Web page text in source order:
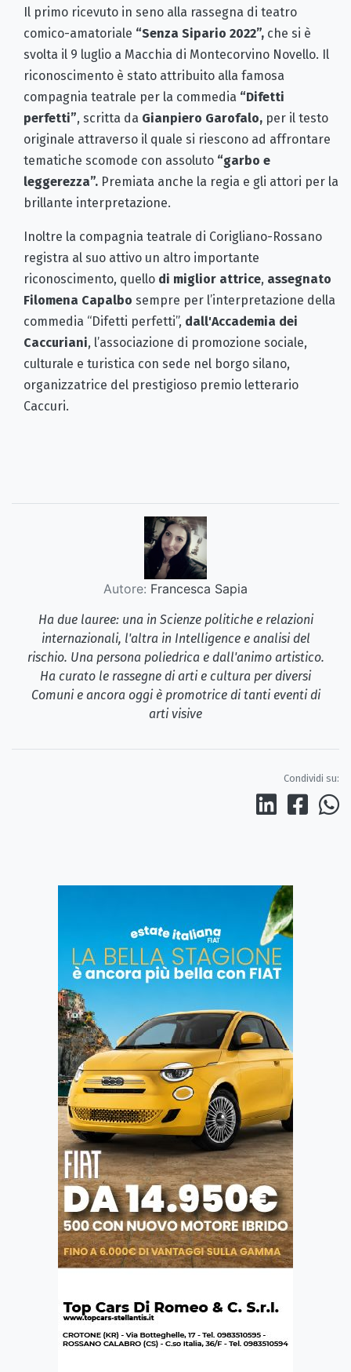
Il primo ricevuto in seno alla rassegna di teatro
comico-amatoriale “Senza Sipario 2022”, che si è
svolta il 9 luglio a Macchia di Montecorvino Novello. Il
riconoscimento è stato attribuito alla famosa
compagnia teatrale per la commedia “Difetti
perfetti”, scritta da Gianpiero Garofalo, per il testo
originale attraverso il quale si riescono ad affrontare
tematiche scomode con assoluto “garbo e
leggerezza”. Premiata anche la regia e gli attori per la
brillante interpretazione.
Inoltre la compagnia teatrale di Corigliano-Rossano
registra al suo attivo un altro importante
riconoscimento, quello di miglior attrice, assegnato
Filomena Capalbo sempre per l’interpretazione della
commedia “Difetti perfetti”, dall'Accademia dei
Caccuriani, l’associazione di promozione sociale,
culturale e turistica con sede nel borgo silano,
organizzatrice del prestigioso premio letterario
Caccuri.
Autore: Francesca Sapia
Ha due lauree: una in Scienze politiche e relazioni
internazionali, l'altra in Intelligence e analisi del
rischio. Una persona poliedrica e dall'animo artistico.
Ha curato le rassegne di arti e cultura per diversi
Comuni e ancora oggi è promotrice di tanti eventi di
arti visive
Condividi su: